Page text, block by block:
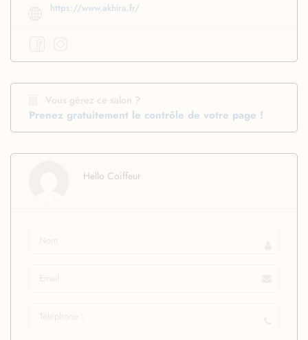
https://www.akhira.fr/
Vous gérez ce salon ?
Prenez gratuitement le contrôle de votre page !
Hello Coiffeur